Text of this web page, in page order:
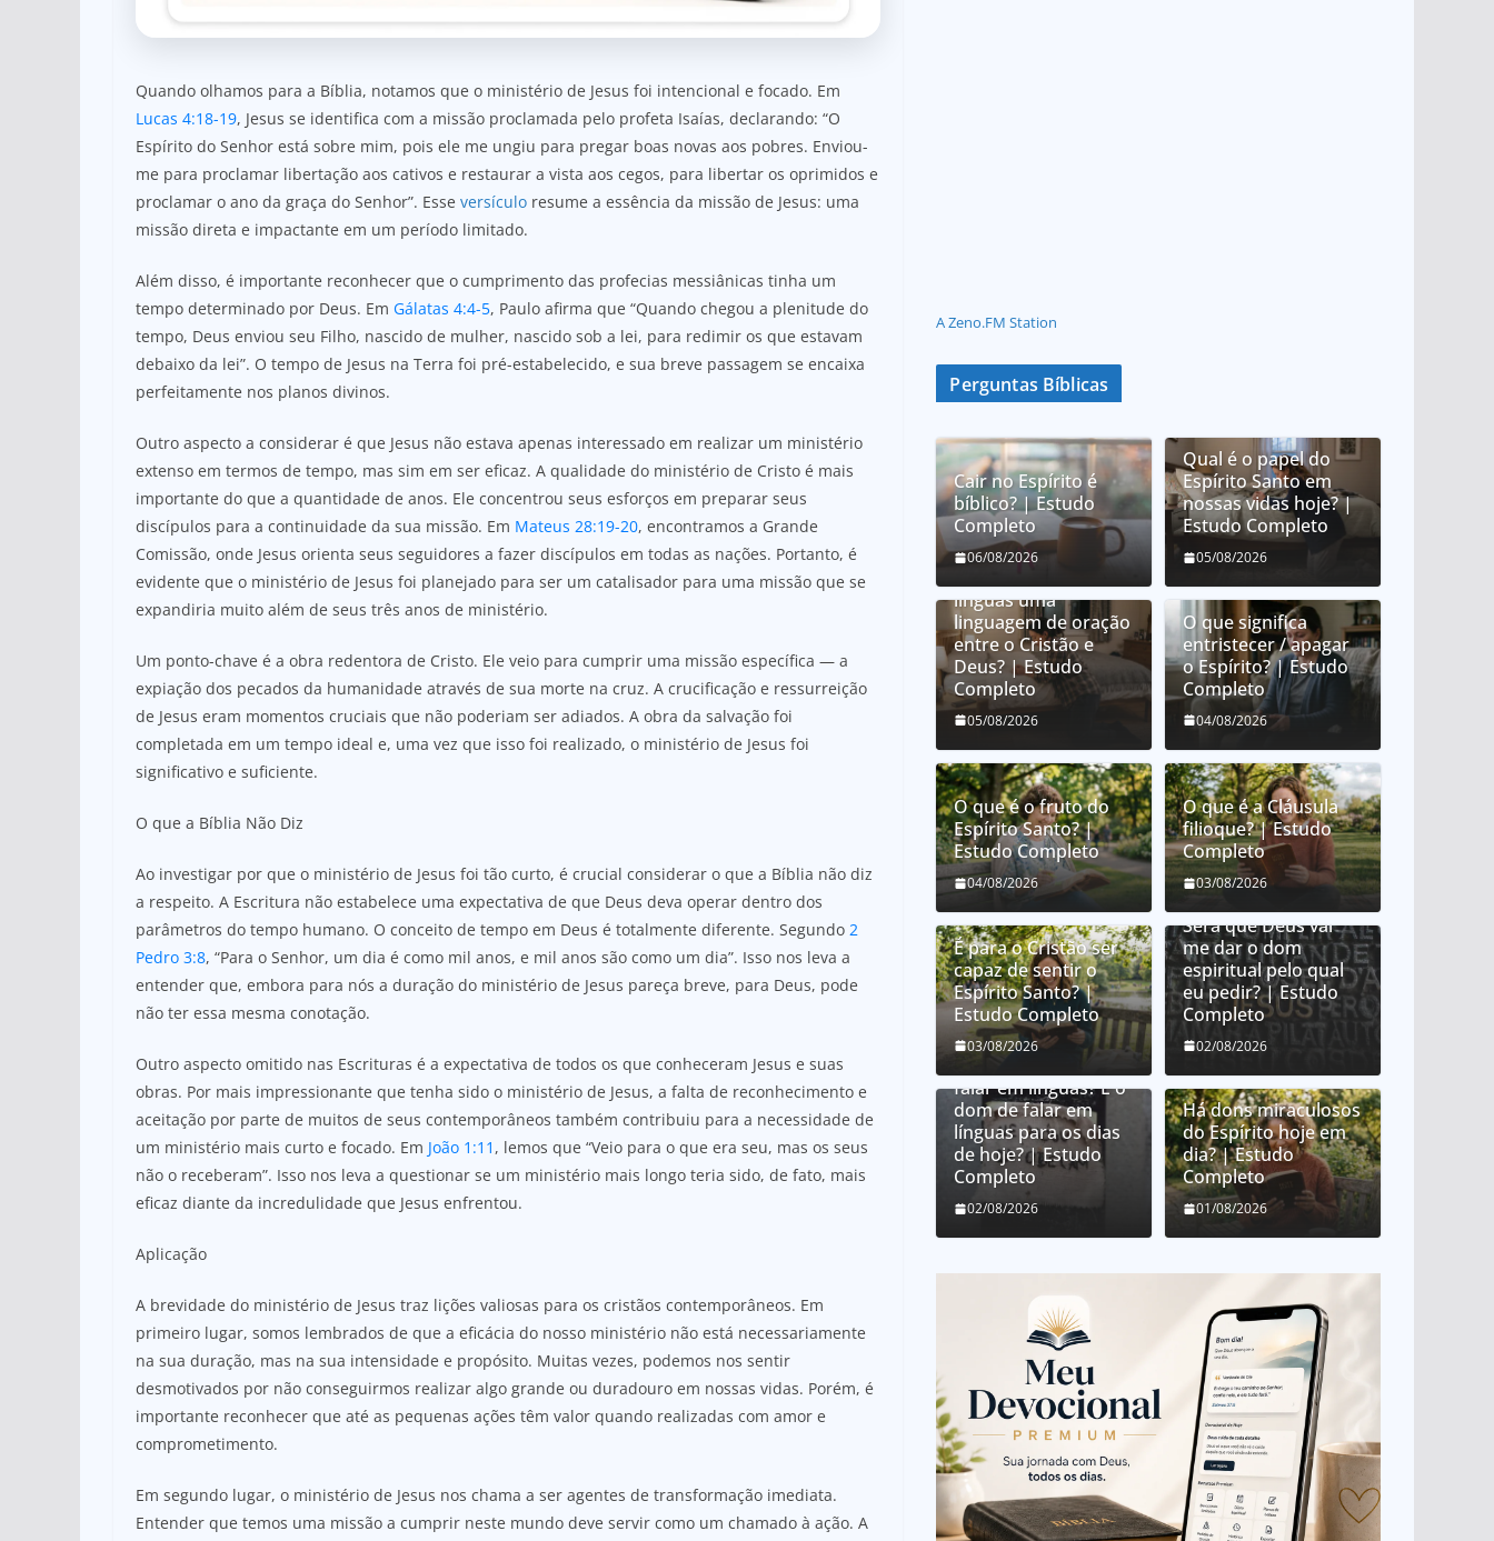
Quando olhamos para a Bíblia, notamos que o ministério de Jesus foi intencional e focado. Em
Lucas 4:18-19, Jesus se identifica com a missão proclamada pelo profeta Isaías, declarando: “O
Espírito do Senhor está sobre mim, pois ele me ungiu para pregar boas novas aos pobres. Enviou-
me para proclamar libertação aos cativos e restaurar a vista aos cegos, para libertar os oprimidos e
proclamar o ano da graça do Senhor”. Esse versículo resume a essência da missão de Jesus: uma
missão direta e impactante em um período limitado.
Além disso, é importante reconhecer que o cumprimento das profecias messiânicas tinha um
tempo determinado por Deus. Em Gálatas 4:4-5, Paulo afirma que “Quando chegou a plenitude do
tempo, Deus enviou seu Filho, nascido de mulher, nascido sob a lei, para redimir os que estavam
debaixo da lei”. O tempo de Jesus na Terra foi pré-estabelecido, e sua breve passagem se encaixa
perfeitamente nos planos divinos.
Outro aspecto a considerar é que Jesus não estava apenas interessado em realizar um ministério
extenso em termos de tempo, mas sim em ser eficaz. A qualidade do ministério de Cristo é mais
importante do que a quantidade de anos. Ele concentrou seus esforços em preparar seus
discípulos para a continuidade da sua missão. Em Mateus 28:19-20, encontramos a Grande
Comissão, onde Jesus orienta seus seguidores a fazer discípulos em todas as nações. Portanto, é
evidente que o ministério de Jesus foi planejado para ser um catalisador para uma missão que se
expandiria muito além de seus três anos de ministério.
Um ponto-chave é a obra redentora de Cristo. Ele veio para cumprir uma missão específica — a
expiação dos pecados da humanidade através de sua morte na cruz. A crucificação e ressurreição
de Jesus eram momentos cruciais que não poderiam ser adiados. A obra da salvação foi
completada em um tempo ideal e, uma vez que isso foi realizado, o ministério de Jesus foi
significativo e suficiente.
O que a Bíblia Não Diz
Ao investigar por que o ministério de Jesus foi tão curto, é crucial considerar o que a Bíblia não diz
a respeito. A Escritura não estabelece uma expectativa de que Deus deva operar dentro dos
parâmetros do tempo humano. O conceito de tempo em Deus é totalmente diferente. Segundo 2
Pedro 3:8, “Para o Senhor, um dia é como mil anos, e mil anos são como um dia”. Isso nos leva a
entender que, embora para nós a duração do ministério de Jesus pareça breve, para Deus, pode
não ter essa mesma conotação.
Outro aspecto omitido nas Escrituras é a expectativa de todos os que conheceram Jesus e suas
obras. Por mais impressionante que tenha sido o ministério de Jesus, a falta de reconhecimento e
aceitação por parte de muitos de seus contemporâneos também contribuiu para a necessidade de
um ministério mais curto e focado. Em João 1:11 , lemos que “Veio para o que era seu, mas os seus
não o receberam”. Isso nos leva a questionar se um ministério mais longo teria sido, de fato, mais
eficaz diante da incredulidade que Jesus enfrentou.
Aplicação
A brevidade do ministério de Jesus traz lições valiosas para os cristãos contemporâneos. Em
primeiro lugar, somos lembrados de que a eficácia do nosso ministério não está necessariamente
na sua duração, mas na sua intensidade e propósito. Muitas vezes, podemos nos sentir
desmotivados por não conseguirmos realizar algo grande ou duradouro em nossas vidas. Porém, é
importante reconhecer que até as pequenas ações têm valor quando realizadas com amor e
comprometimento.
Em segundo lugar, o ministério de Jesus nos chama a ser agentes de transformação imediata.
Entender que temos uma missão a cumprir neste mundo deve servir como um chamado à ação. A
A Zeno.FM Station
Perguntas Bíblicas
Cair no Espírito é
bíblico? | Estudo
Completo
06/08/2026
Qual é o papel do
Espírito Santo em
nossas vidas hoje? |
Estudo Completo
05/08/2026
O que é orar em
línguas uma
linguagem de oração
entre o Cristão e
Deus? | Estudo
Completo
05/08/2026
O que significa
entristecer / apagar
o Espírito? | Estudo
Completo
04/08/2026
O que é o fruto do
Espírito Santo? |
Estudo Completo
04/08/2026
O que é a Cláusula
filioque? | Estudo
Completo
03/08/2026
É para o Cristão ser
capaz de sentir o
Espírito Santo? |
Estudo Completo
03/08/2026
Como Deus distribui
Será que Deus vai
me dar o dom
espiritual pelo qual
eu pedir? | Estudo
Completo
02/08/2026
falar em línguas? É o
dom de falar em
línguas para os dias
de hoje? | Estudo
Completo
02/08/2026
Há dons miraculosos
do Espírito hoje em
dia? | Estudo
Completo
01/08/2026